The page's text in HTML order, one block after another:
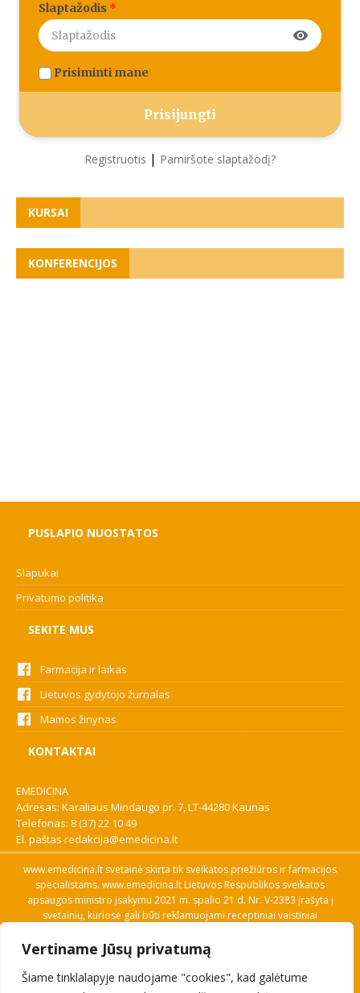
Vertiname Jūsų privatumą
Šiame tinklalapyje naudojame "cookies", kad galėtume
Slaptažodis *
visibility
Prisiminti mane
Registruotis | Pamiršote slaptažodį?
KURSAI
KONFERENCIJOS
PUSLAPIO NUOSTATOS
Slapukai
Privatumo politika
SEKITE MUS
Farmacija ir laikas
Lietuvos gydytojo žurnalas
Mamos žinynas
KONTAKTAI
EMEDICINA
Adresas: Karaliaus Mindaugo pr. 7, LT-44280 Kaunas
Telefonas: 8 (37) 22 10 49
El. paštas redakcija@emedicina.lt
www.emedicina.lt svetainė skirta tik sveikatos priežiūros ir farmacijos
specialistams. www.emedicina.lt Lietuvos Respublikos sveikatos
apsaugos ministro įsakymu 2021 m. spalio 21 d. Nr. V-2383 įrašyta į
svetainių, kuriose gali būti reklamuojami receptiniai vaistiniai
savo profesinę kvalifikaciją. Naudingos nuorodos: Vaistų ir medicinos
pagalbos priemonių kainų paieška, VVKT tinklalapis, Sveikatos
priežiūros ar farmacijos specialisto pranešimo apie įtariamą